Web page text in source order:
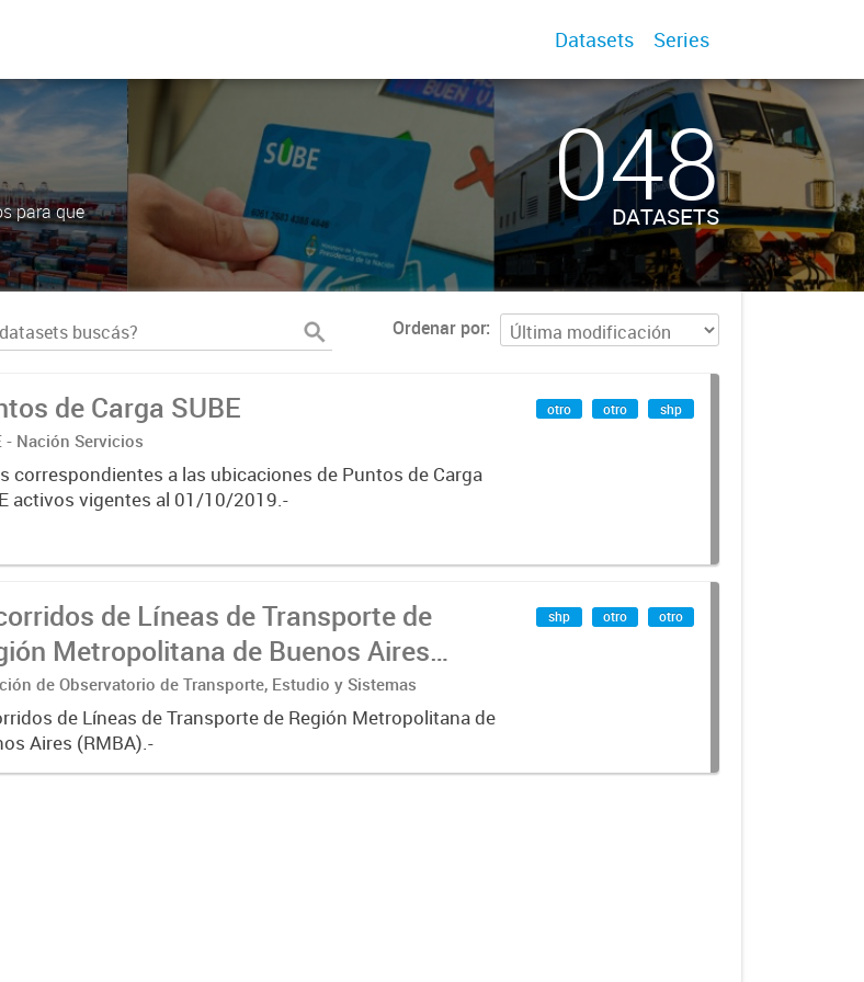
Datasets Series
para que
048
DATASETS
Ordenar por
de Carga SUBE
- Nación Servicios
correspondientes a las ubicaciones de Puntos de Carga
activos vigentes al 01/10/2019.-
otro otro shp
de Líneas de Transporte de
Metropolitana de Buenos Aires
de Observatorio de Transporte, Estudio y Sistemas
de Líneas de Transporte de Región Metropolitana de
Aires (RMBA).-
shp otro otro